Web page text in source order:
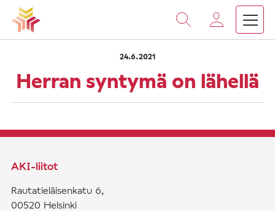
Vieritä
sisältöön
Etusivu Herran syntymä on lähellä
24.6.2021
Herran syntymä on lähellä
AKI-liitot
Rautatieläisenkatu 6,
00520 Helsinki